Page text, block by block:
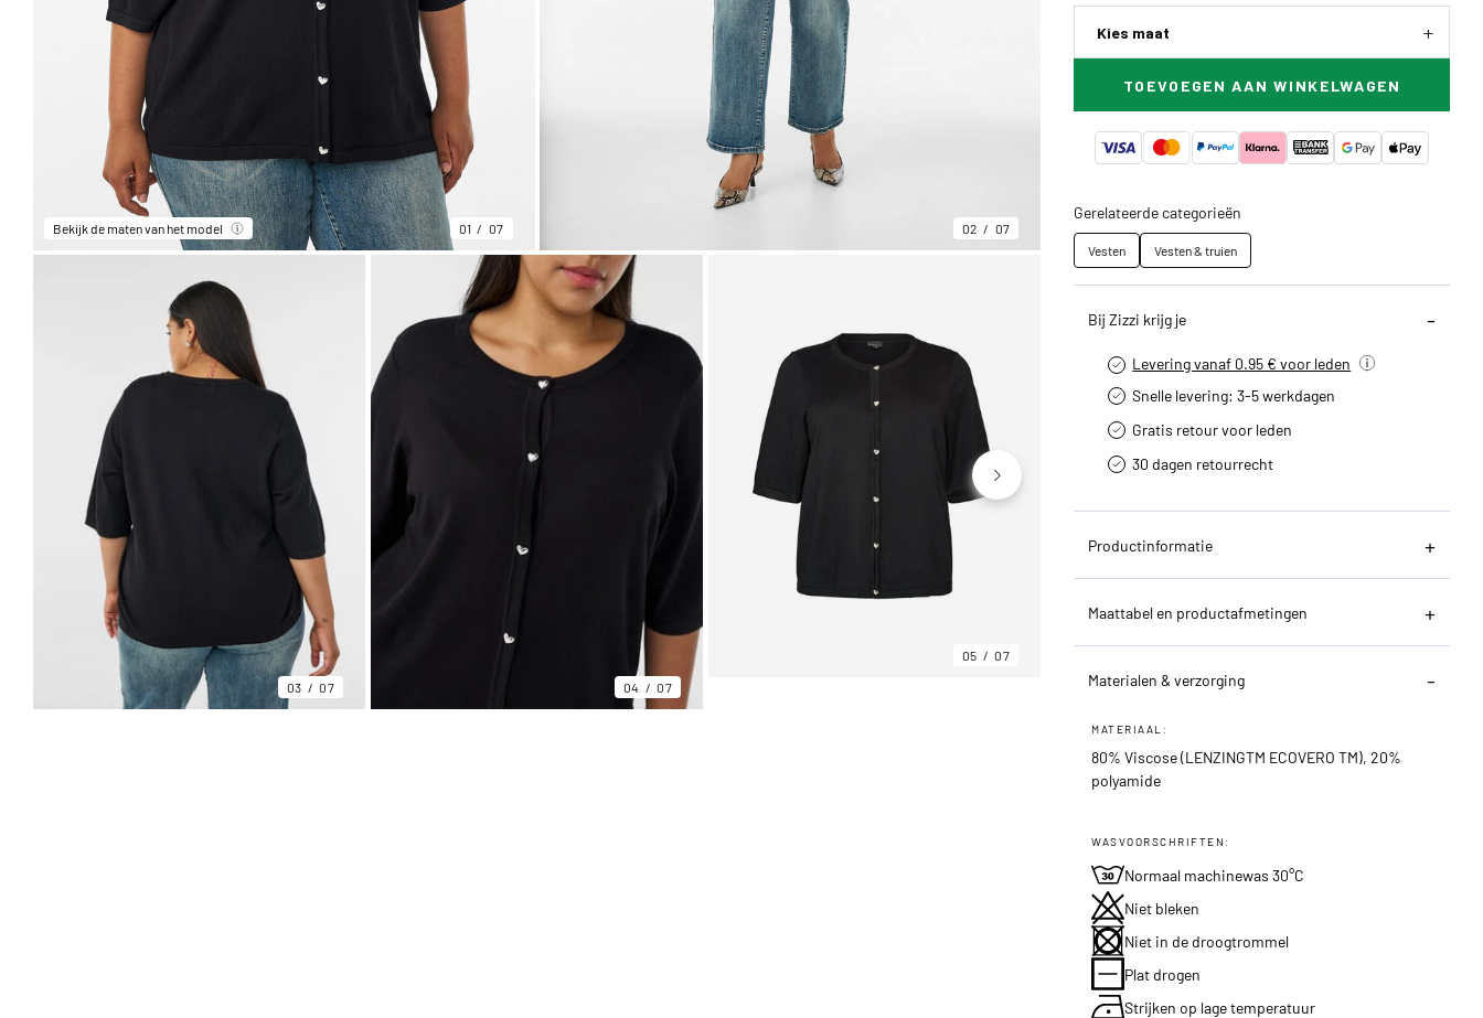
Bekijk de maten van het model 01 07 02 07
03 07 04 07
05 07
Kies maat
TOEVOEGEN AAN WINKELWAGEN
Gerelateerde categorieën
Vesten Vesten & truien
Bij Zizzi krijg je
Levering vanaf 0.95 € voor leden
Snelle levering: 3-5 werkdagen
Gratis retour voor leden
30 dagen retourrecht­
Productinformatie
Maattabel en productafmetingen
Materialen & verzorging
MATERIAAL:
80% Viscose (LENZINGTM ECOVERO TM), 20%
polyamide
WASVOORSCHRIFTEN:
Normaal machinewas 30°C
Niet bleken
Niet in de droogtrommel
Plat drogen
Strijken op lage temperatuur